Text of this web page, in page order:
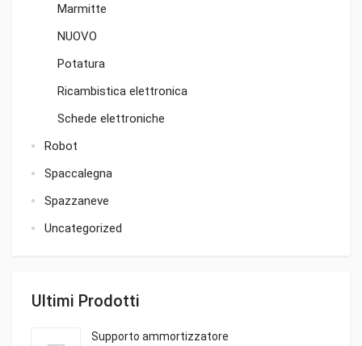
Marmitte
NUOVO
Potatura
Ricambistica elettronica
Schede elettroniche
Robot
Spaccalegna
Spazzaneve
Uncategorized
Ultimi Prodotti
Supporto ammortizzatore